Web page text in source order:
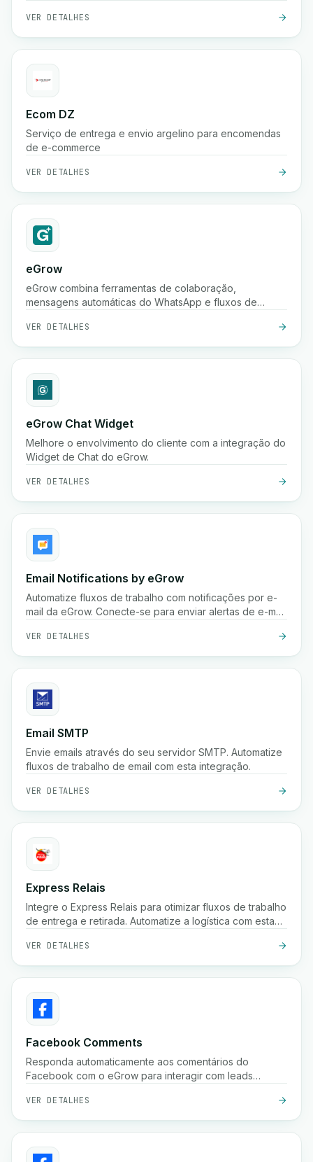
VER DETALHES
Ecom DZ
Serviço de entrega e envio argelino para encomendas
de e-commerce
VER DETALHES
eGrow
eGrow combina ferramentas de colaboração,
mensagens automáticas do WhatsApp e fluxos de
ajudando empresas de comércio eletrônico a crescer,
envolver clientes e gerir operações de forma contínua.
VER DETALHES
eGrow Chat Widget
Melhore o envolvimento do cliente com a integração do
Widget de Chat do eGrow.
VER DETALHES
Email Notifications by eGrow
Automatize fluxos de trabalho com notificações por e-
mail da eGrow. Conecte-se para enviar alertas de e-mail
VER DETALHES
Email SMTP
Envie emails através do seu servidor SMTP. Automatize
fluxos de trabalho de email com esta integração.
VER DETALHES
Express Relais
Integre o Express Relais para otimizar fluxos de trabalho
de entrega e retirada. Automatize a logística com esta
VER DETALHES
Facebook Comments
Responda automaticamente aos comentários do
Facebook com o eGrow para interagir com leads
VER DETALHES